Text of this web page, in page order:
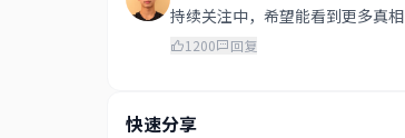
持续关注中，希望能看到更多真相
1200 回复
快速分享